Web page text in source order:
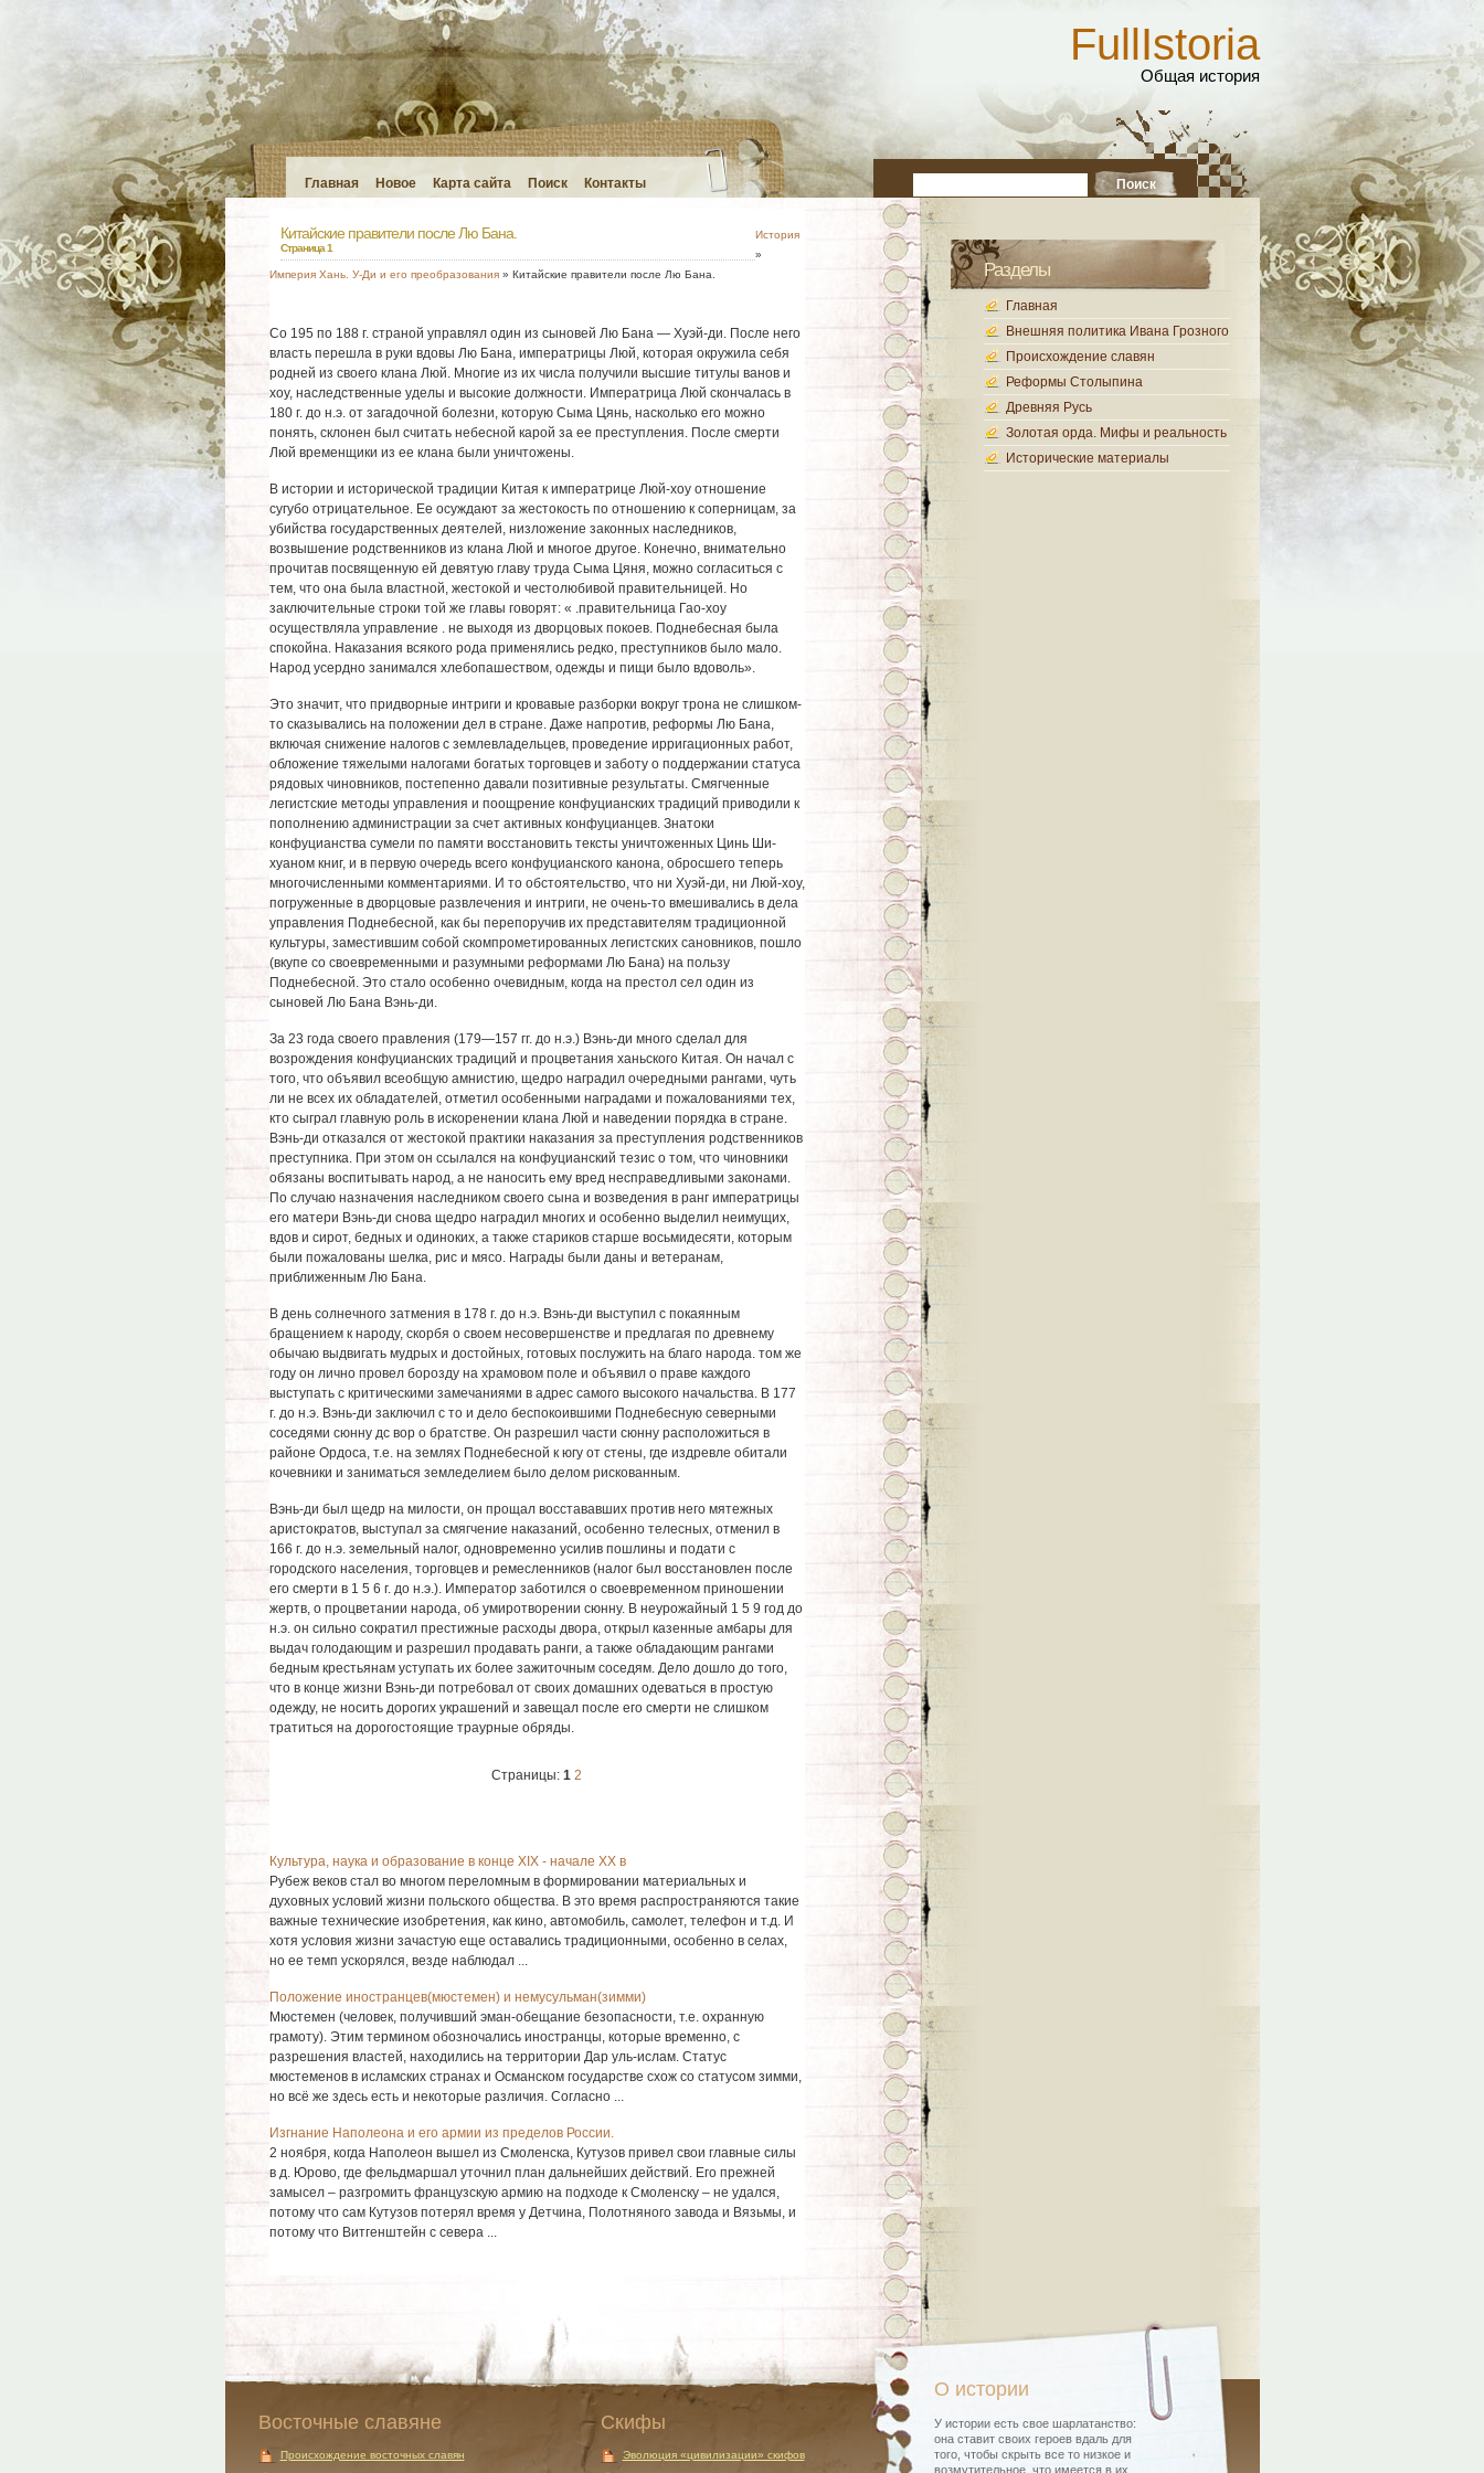
FullIstoria
Общая история
Главная Новое Карта сайта Поиск Контакты
Китайские правители после Лю Бана.
Страница 1
История
»
Империя Хань. У-Ди и его преобразования» Китайские правители после Лю Бана.
Со 195 по 188 г. страной управлял один из сыновей Лю Бана — Хуэй-ди. После него
власть перешла в руки вдовы Лю Бана, императрицы Люй, которая окружила себя
родней из своего клана Люй. Многие из их числа получили высшие титулы ванов и
хоу, наследственные уделы и высокие должности. Императрица Люй скончалась в
180 г. до н.э. от загадочной болезни, которую Сыма Цянь, насколько его можно
понять, склонен был считать небесной карой за ее преступления. После смерти
Люй временщики из ее клана были уничтожены.
В истории и исторической традиции Китая к императрице Люй-хоу отношение
сугубо отрицательное. Ее осуждают за жестокость по отношению к соперницам, за
убийства государственных деятелей, низложение законных наследников,
возвышение родственников из клана Люй и многое другое. Конечно, внимательно
прочитав посвященную ей девятую главу труда Сыма Цяня, можно согласиться с
тем, что она была властной, жестокой и честолюбивой правительницей. Но
заключительные строки той же главы говорят: « .правительница Гао-хоу
осуществляла управление . не выходя из дворцовых покоев. Поднебесная была
спокойна. Наказания всякого рода применялись редко, преступников было мало.
Народ усердно занимался хлебопашеством, одежды и пищи было вдоволь».
Это значит, что придворные интриги и кровавые разборки вокруг трона не слишком-
то сказывались на положении дел в стране. Даже напротив, реформы Лю Бана,
включая снижение налогов с землевладельцев, проведение ирригационных работ,
обложение тяжелыми налогами богатых торговцев и заботу о поддержании статуса
рядовых чиновников, постепенно давали позитивные результаты. Смягченные
легистские методы управления и поощрение конфуцианских традиций приводили к
пополнению администрации за счет активных конфуцианцев. Знатоки
конфуцианства сумели по памяти восстановить тексты уничтоженных Цинь Ши-
хуаном книг, и в первую очередь всего конфуцианского канона, обросшего теперь
многочисленными комментариями. И то обстоятельство, что ни Хуэй-ди, ни Люй-хоу,
погруженные в дворцовые развлечения и интриги, не очень-то вмешивались в дела
управления Поднебесной, как бы перепоручив их представителям традиционной
культуры, заместившим собой скомпрометированных легистских сановников, пошло
(вкупе со своевременными и разумными реформами Лю Бана) на пользу
Поднебесной. Это стало особенно очевидным, когда на престол сел один из
сыновей Лю Бана Вэнь-ди.
За 23 года своего правления (179—157 гг. до н.э.) Вэнь-ди много сделал для
возрождения конфуцианских традиций и процветания ханьского Китая. Он начал с
того, что объявил всеобщую амнистию, щедро наградил очередными рангами, чуть
ли не всех их обладателей, отметил особенными наградами и пожалованиями тех,
кто сыграл главную роль в искоренении клана Люй и наведении порядка в стране.
Вэнь-ди отказался от жестокой практики наказания за преступления родственников
преступника. При этом он ссылался на конфуцианский тезис о том, что чиновники
обязаны воспитывать народ, а не наносить ему вред несправедливыми законами.
По случаю назначения наследником своего сына и возведения в ранг императрицы
его матери Вэнь-ди снова щедро наградил многих и особенно выделил неимущих,
вдов и сирот, бедных и одиноких, а также стариков старше восьмидесяти, которым
были пожалованы шелка, рис и мясо. Награды были даны и ветеранам,
приближенным Лю Бана.
В день солнечного затмения в 178 г. до н.э. Вэнь-ди выступил с покаянным
бращением к народу, скорбя о своем несовершенстве и предлагая по древнему
обычаю выдвигать мудрых и достойных, готовых послужить на благо народа. том же
году он лично провел борозду на храмовом поле и объявил о праве каждого
выступать с критическими замечаниями в адрес самого высокого начальства. В 177
г. до н.э. Вэнь-ди заключил с то и дело беспокоившими Поднебесную северными
соседями сюнну дс вор о братстве. Он разрешил части сюнну расположиться в
районе Ордоса, т.е. на землях Поднебесной к югу от стены, где издревле обитали
кочевники и заниматься земледелием было делом рискованным.
Вэнь-ди был щедр на милости, он прощал восстававших против него мятежных
аристократов, выступал за смягчение наказаний, особенно телесных, отменил в
166 г. до н.э. земельный налог, одновременно усилив пошлины и подати с
городского населения, торговцев и ремесленников (налог был восстановлен после
его смерти в 1 5 6 г. до н.э.). Император заботился о своевременном приношении
жертв, о процветании народа, об умиротворении сюнну. В неурожайный 1 5 9 год до
н.э. он сильно сократил престижные расходы двора, открыл казенные амбары для
выдач голодающим и разрешил продавать ранги, а также обладающим рангами
бедным крестьянам уступать их более зажиточным соседям. Дело дошло до того,
что в конце жизни Вэнь-ди потребовал от своих домашних одеваться в простую
одежду, не носить дорогих украшений и завещал после его смерти не слиш­ком
тратиться на дорогостоящие траурные обряды.
Страницы: 1 2
Культура, наука и образование в конце XIX - начале ХХ в
Рубеж веков стал во многом переломным в формировании материальных и
духовных условий жизни польского общества. В это время распространяются такие
важные технические изобретения, как кино, автомобиль, самолет, телефон и т.д. И
хотя условия жизни зачастую еще оставались традиционными, особенно в селах,
но ее темп ускорялся, везде наблюдал ...
Положение иностранцев(мюстемен) и немусульман(зимми)
Мюстемен (человек, получивший эман-обещание безопасности, т.е. охранную
грамоту). Этим термином обозночались иностранцы, которые временно, с
разрешения властей, находились на территории Дар уль-ислам. Статус
мюстеменов в исламских странах и Османском государстве схож со статусом зимми,
но всё же здесь есть и некоторые различия. Согласно ...
Изгнание Наполеона и его армии из пределов России.
2 ноября, когда Наполеон вышел из Смоленска, Кутузов привел свои главные силы
в д. Юрово, где фельдмаршал уточнил план дальнейших действий. Его прежней
замысел – разгромить французскую армию на подходе к Смоленску – не удался,
потому что сам Кутузов потерял время у Детчина, Полотняного завода и Вязьмы, и
потому что Витгенштейн с севера ...
Разделы
Главная
Внешняя политика Ивана Грозного
Происхождение славян
Реформы Столыпина
Древняя Русь
Золотая орда. Мифы и реальность
Исторические материалы
Восточные славяне
Происхождение восточных славян
Скифы
Эволюция «цивилизации» скифов
О истории
У истории есть свое шарлатанство:
она ставит своих героев вдаль для
того, чтобы скрыть все то низкое и
возмутительное, что имеется в их